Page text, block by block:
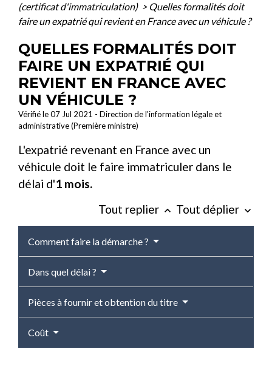
(certificat d'immatriculation) > Quelles formalités doit
faire un expatrié qui revient en France avec un véhicule ?
QUELLES FORMALITÉS DOIT
FAIRE UN EXPATRIÉ QUI
REVIENT EN FRANCE AVEC
UN VÉHICULE ?
Vérifié le 07 Jul 2021 - Direction de l'information légale et
administrative (Première ministre)
L'expatrié revenant en France avec un
véhicule doit le faire immatriculer dans le
délai d'1 mois.
Tout replier keyboard_arrow_up Tout déplier keyboard_arrow_down
Comment faire la démarche ?
Dans quel délai ?
Pièces à fournir et obtention du titre
Coût